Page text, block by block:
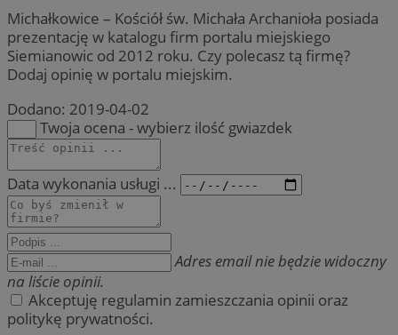
Michałkowice – Kościół św. Michała Archanioła posiada
prezentację w katalogu firm portalu miejskiego
Siemianowic od 2012 roku. Czy polecasz tą firmę?
Dodaj opinię w portalu miejskim.
Dodano: 2019-04-02
Twoja ocena - wybierz ilość gwiazdek
Data wykonania usługi ...
Adres email nie będzie widoczny
na liście opinii.
Akceptuję regulamin zamieszczania opinii oraz
politykę prywatności.